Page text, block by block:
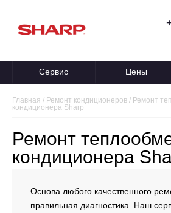
Сервис Цены
Главная / Ремонт кондиционеров / Ремонт
кондиционера Sharp
Ремонт
кондиционера
Основа любого качественного
правильная диагностика. Наш